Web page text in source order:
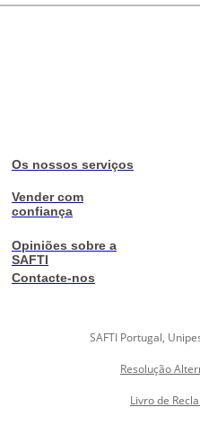
Os nossos serviços
Vender com
confiança
Opiniões sobre a
SAFTI
Contacte-nos
SAFTI Portugal,
Resolução
Livro de